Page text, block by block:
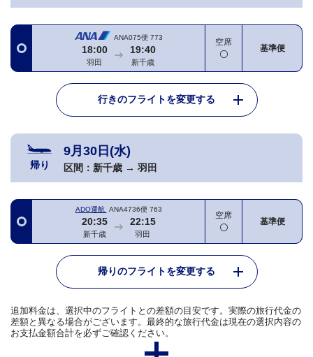
ANA075便 773
18:00
羽田
19:40
新千歳
空席
基準便
行きのフライトを変更する
帰り
9月30日(水)
区間： 新千歳 → 羽田
ADO運航 ANA4736便 763
20:35
新千歳
22:15
羽田
空席
基準便
帰りのフライトを変更する
追加料金は、選択中のフライトとの差額の目安です。実際の旅行代金の
差額と異なる場合がございます。最終的な旅行代金は現在の選択内容の
お支払金額合計を必ずご確認ください。